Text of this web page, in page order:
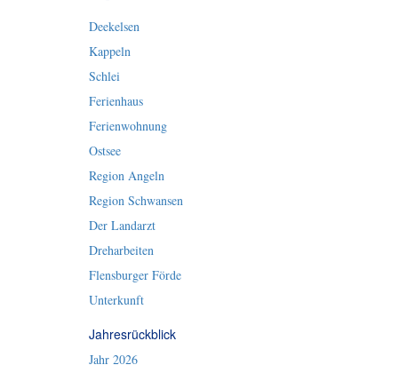
Deekelsen
Kappeln
Schlei
Ferienhaus
Ferienwohnung
Ostsee
Region Angeln
Region Schwansen
Der Landarzt
Dreharbeiten
Flensburger Förde
Unterkunft
Jahresrückblick
Jahr 2026